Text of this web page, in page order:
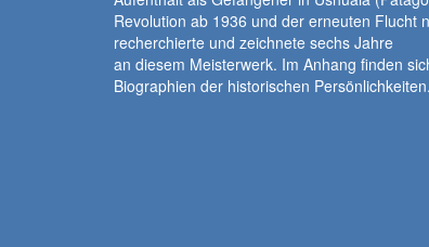
Revolution ab 1936 und der erneuten Flucht
recherchierte und zeichnete sechs Jahre
an diesem Meisterwerk. Im Anhang finden
Biographien der historischen Persönlichkeiten.